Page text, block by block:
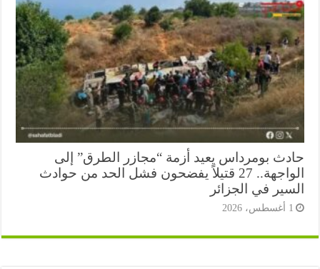
بومرداس يعيد أزمة “مجازر الطرق” إلى
الواجهة.. 27 قتيلاً يفضحون فشل الحد من حوادث
في الجزائر